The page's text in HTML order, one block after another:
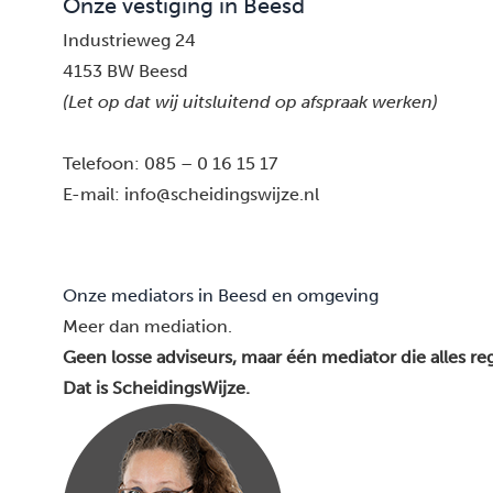
Onze vestiging in Beesd
Industrieweg 24
4153 BW Beesd
(Let op dat wij uitsluitend op afspraak werken)
Telefoon: 085 – 0 16 15 17
E-mail: info@scheidingswijze.nl
Onze mediators in Beesd en omgeving
Meer dan mediation.
Geen losse adviseurs, maar één mediator die alles
Dat is ScheidingsWijze.